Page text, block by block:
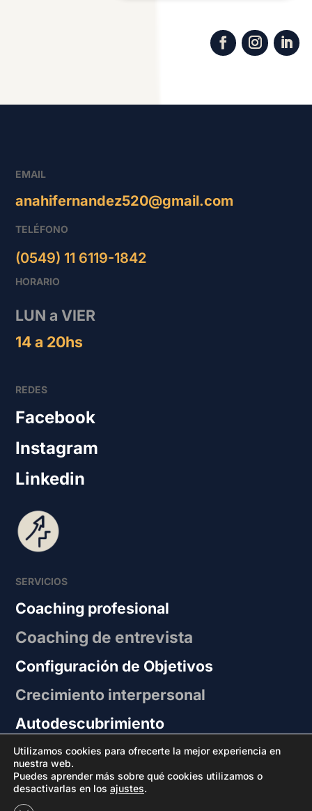
EMAIL
anahifernandez520@gmail.com
TELÉFONO
(0549) 11 6119-1842
HORARIO
LUN a VIER
14 a 20hs
REDES
Facebook
Instagram
Linkedin
SERVICIOS
Coaching profesional
Coaching de entrevista
Configuración de Objetivos
Crecimiento interpersonal
Autodescubrimiento
Estrategias
Utilizamos cookies para ofrecerte la mejor experiencia en
nuestra web.
Puedes aprender más sobre qué cookies utilizamos o
desactivarlas en los ajustes.